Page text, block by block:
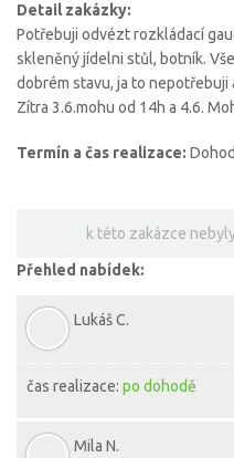
Detail zakázky:
Potřebuji odvézt rozkládací
skleněný jídelni stůl, botník.
dobrém stavu, ja to
Zítra 3.6.mohu od 14h a 4.6.
Termín a čas realizace:
k této zakázce
Přehled nabídek:
Lukáš C.
čas realizace:po dohodě
Mila N.